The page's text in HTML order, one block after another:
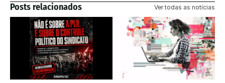
Posts relacionados Ver todas as notícias